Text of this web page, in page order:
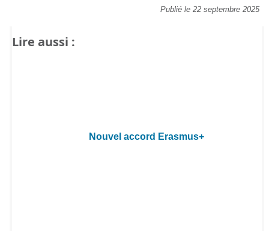
Publié le 22 septembre 2025
Lire aussi :
Nouvel accord Erasmus+